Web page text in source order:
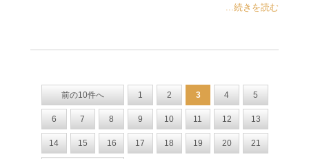
...続きを読む
前の10件へ 1 2 3 4 5
6 7 8 9 10 11 12 13
14 15 16 17 18 19 20 21